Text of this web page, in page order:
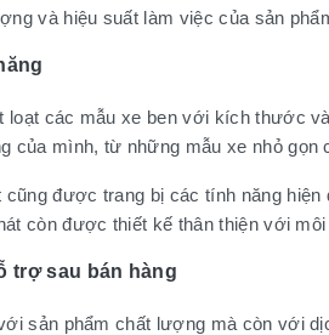
và hiệu suất làm việc của sản
loạt các mẫu xe ben với kích thước
của mình, từ những mẫu xe nhỏ
được trang bị các tính năng
còn được thiết kế thân thiện với
trợ sau bán hàng
sản phẩm chất lượng mà còn với